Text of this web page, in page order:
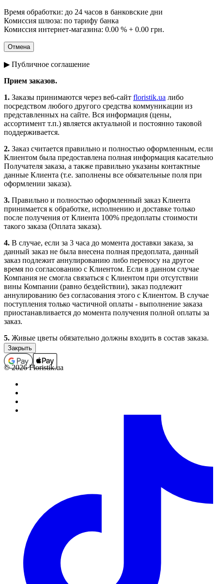
Время обработки: до 24 часов в банковские дни
Комиссия шлюза: по тарифу банка
Комиссия интернет-магазина: 0.00 % + 0.00 грн.
▶ Публичное соглашение
Прием заказов.
1. Заказы принимаются через веб-сайт floristik.ua либо
посредством любого другого средства коммуникации из
представленных на сайте. Вся информация (цены,
ассортимент т.п.) является актуальной и постоянно таковой
поддерживается.
2. Заказ считается правильно и полностью оформленным, если
Клиентом была предоставлена полная информация касательно
Получателя заказа, а также правильно указаны контактные
данные Клиента (т.е. заполнены все обязательные поля при
оформлении заказа).
3. Правильно и полностью оформленный заказ Клиента
принимается к обработке, исполнению и доставке только
после получения от Клиента 100% предоплаты стоимости
такого заказа (Оплата заказа).
4. В случае, если за 3 часа до момента доставки заказа, за
данный заказ не была внесена полная предоплата, данный
заказ подлежит аннулированию либо переносу на другое
время по согласованию с Клиентом. Если в данном случае
Компания не смогла связаться с Клиентом при отсутствии
вины Компании (равно бездействии), заказ подлежит
аннулированию без согласования этого с Клиентом. В случае
поступления только частичной оплаты - выполнение заказа
приостанавливается до момента получения полной оплаты за
заказ.
5. Живые цветы обязательно должны входить в состав заказа.
Заказы, которые не содержат в своем составе цветочной
продукции (срезанные живые и комнатные цветы), не
принимаются, а ошибочно принятые подлежат
аннулированию (с возвратом средств, если заказ был оплачен).
В отдельных случаях выполнение заказов, которые не
содержат в своем составе цветочной продукции, возможно
только по предварительному согласованию с менеджером.
Полностью оформленным и принятым к выполнению,
или выполнения находится заказ в данный момент времени.
Статусы заказов изменяются круглосуточно в
автоматическом режиме. В связи с большой нагрузкой,
статусы заказов на 14 февраля, 8 марта, 12 мая, новый год
изменяются в течение 48 часов с момента установленной даты
его исполнения.
Непосредственное комплектование заказа выполняется за
несколько часов до указанного клиентом времени доставки,
если заказ был полностью оформлен, оплачен и принят в
© 2026 Floristik.ua